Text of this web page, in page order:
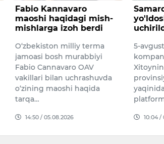
Fabio Kannavaro
maoshi haqidagi mish-
mishlarga izoh berdi
O‘zbekiston milliy terma
jamoasi bosh murabbiyi
Fabio Cannavaro OAV
vakillari bilan uchrashuvda
o‘zining maoshi haqida
tarqa…
14:50 / 05.08.2026
5-avgust
10:04 /